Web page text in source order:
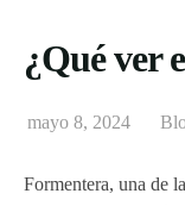
¿Qué ver
mayo 8, 2024
Formentera, una de